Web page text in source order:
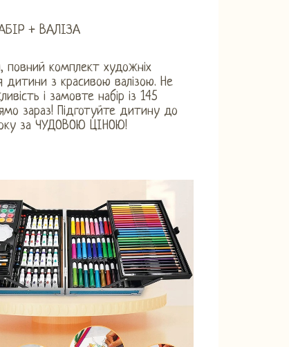
+ ВАЛІЗА
повний комплект художніх
дитини з красивою валізою. Не
і замовте набір із 145
зараз! Підготуйте дитину до
за ЧУДОВОЮ ЦІНОЮ!